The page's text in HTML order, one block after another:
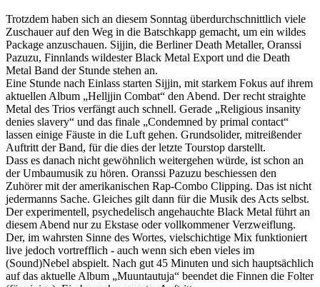
Trotzdem haben sich an diesem Sonntag überdurchschnittlich viele
Zuschauer auf den Weg in die Batschkapp gemacht, um ein wildes
Package anzuschauen. Sijjin, die Berliner Death Metaller, Oranssi
Pazuzu, Finnlands wildester Black Metal Export und die Death
Metal Band der Stunde stehen an.
Eine Stunde nach Einlass starten Sijjin, mit starkem Fokus auf ihrem
aktuellen Album „Helljjin Combat“ den Abend. Der recht straighte
Metal des Trios verfängt auch schnell. Gerade „Religious insanity
denies slavery“ und das finale „Condemned by primal contact“
lassen einige Fäuste in die Luft gehen. Grundsolider, mitreißender
Auftritt der Band, für die dies der letzte Tourstop darstellt.
Dass es danach nicht gewöhnlich weitergehen würde, ist schon an
der Umbaumusik zu hören. Oranssi Pazuzu beschiessen den
Zuhörer mit der amerikanischen Rap-Combo Clipping. Das ist nicht
jedermanns Sache. Gleiches gilt dann für die Musik des Acts selbst.
Der experimentell, psychedelisch angehauchte Black Metal führt an
diesem Abend nur zu Ekstase oder vollkommener Verzweiflung.
Der, im wahrsten Sinne des Wortes, vielschichtige Mix funktioniert
live jedoch vortrefflich - auch wenn sich eben vieles im
(Sound)Nebel abspielt. Nach gut 45 Minuten und sich hauptsächlich
auf das aktuelle Album „Muuntautuja“ beendet die Finnen die Folter